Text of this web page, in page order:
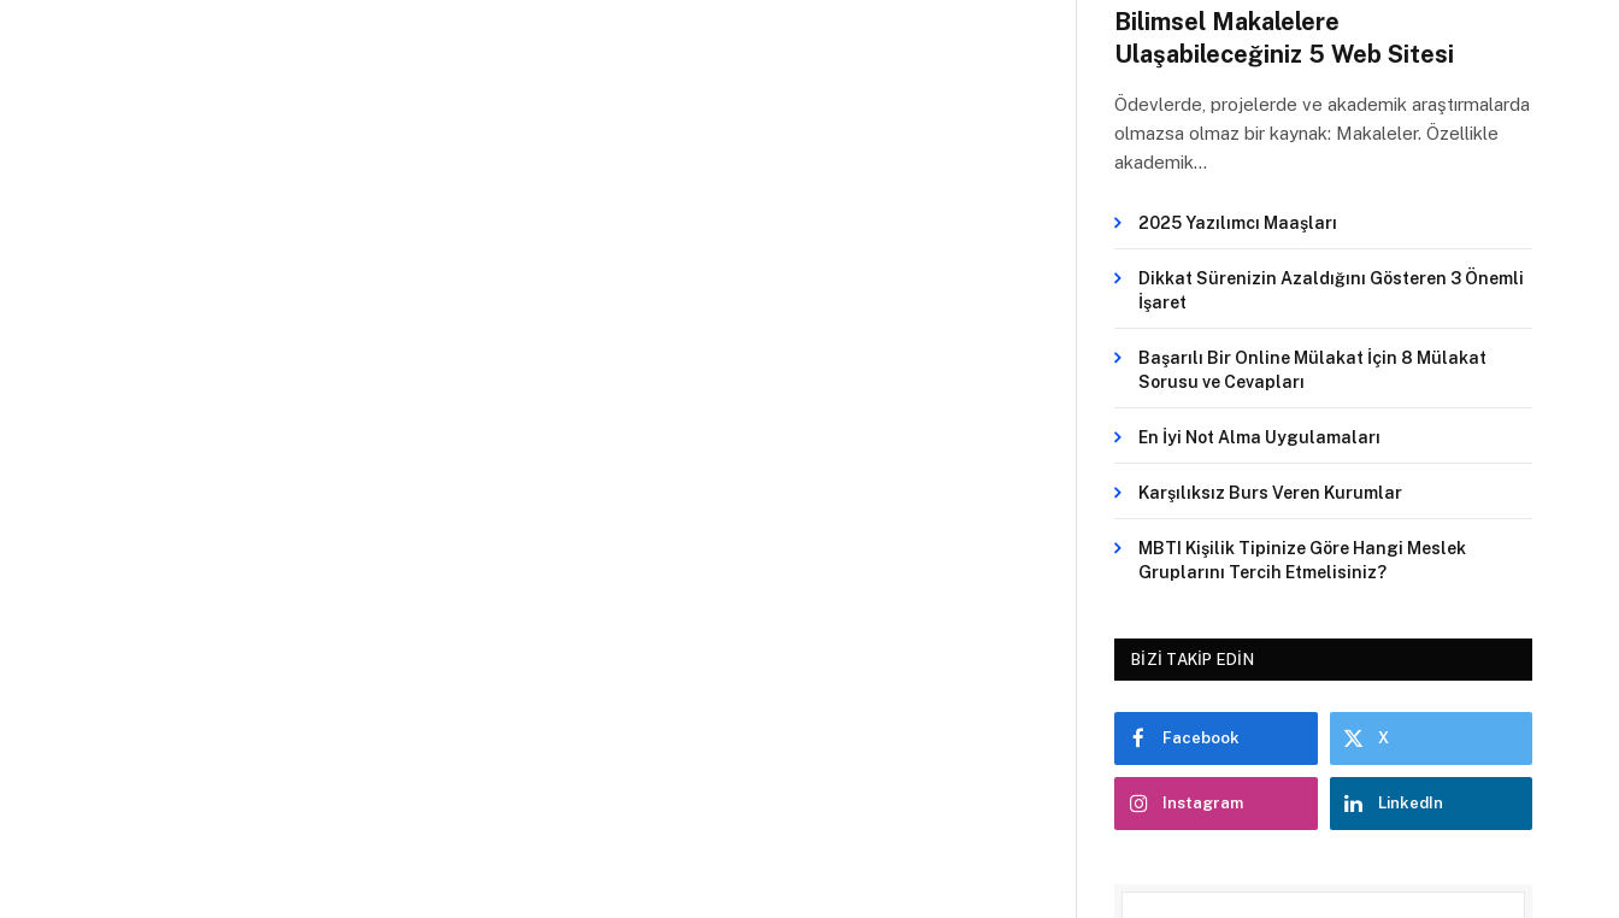
Bilimsel Makalelere
Ulaşabileceğiniz 5 Web Sitesi
Ödevlerde, projelerde ve akademik araştırmalarda
olmazsa olmaz bir kaynak: Makaleler. Özellikle
akademik…
2025 Yazılımcı Maaşları
Dikkat Sürenizin Azaldığını Gösteren 3 Önemli
İşaret
Başarılı Bir Online Mülakat İçin 8 Mülakat
Sorusu ve Cevapları
En İyi Not Alma Uygulamaları
Karşılıksız Burs Veren Kurumlar
MBTI Kişilik Tipinize Göre Hangi Meslek
Gruplarını Tercih Etmelisiniz?
BIZI TAKIP EDIN
Facebook X
Instagram LinkedIn